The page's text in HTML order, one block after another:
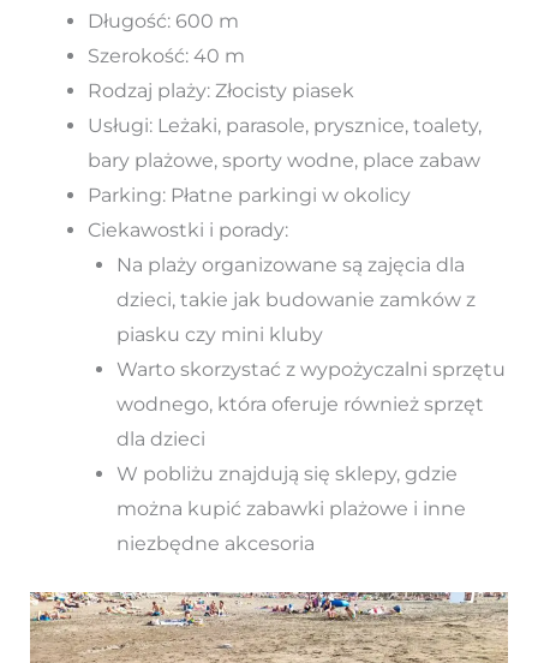
Długość: 600 m
Szerokość: 40 m
Rodzaj plaży: Złocisty piasek
Usługi: Leżaki, parasole, prysznice, toalety,
bary plażowe, sporty wodne, place zabaw
Parking: Płatne parkingi w okolicy
Ciekawostki i porady:
Na plaży organizowane są zajęcia dla
dzieci, takie jak budowanie zamków z
piasku czy mini kluby
Warto skorzystać z wypożyczalni sprzętu
wodnego, która oferuje również sprzęt
dla dzieci
W pobliżu znajdują się sklepy, gdzie
można kupić zabawki plażowe i inne
niezbędne akcesoria